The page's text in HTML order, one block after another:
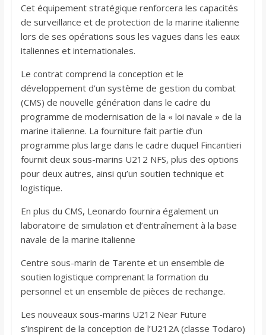
Cet équipement stratégique renforcera les capacités
de surveillance et de protection de la marine italienne
lors de ses opérations sous les vagues dans les eaux
italiennes et internationales.
Le contrat comprend la conception et le
développement d’un système de gestion du combat
(CMS) de nouvelle génération dans le cadre du
programme de modernisation de la « loi navale » de la
marine italienne. La fourniture fait partie d’un
programme plus large dans le cadre duquel Fincantieri
fournit deux sous-marins U212 NFS, plus des options
pour deux autres, ainsi qu’un soutien technique et
logistique.
En plus du CMS, Leonardo fournira également un
laboratoire de simulation et d’entraînement à la base
navale de la marine italienne
Centre sous-marin de Tarente et un ensemble de
soutien logistique comprenant la formation du
personnel et un ensemble de pièces de rechange.
Les nouveaux sous-marins U212 Near Future
s’inspirent de la conception de l’U212A (classe Todaro)